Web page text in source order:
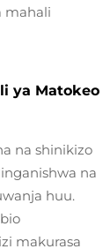
mahali
ya Matokeo
na shinikizo
na
huu.
makurasa